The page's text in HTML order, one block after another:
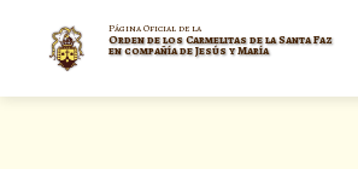
content
Página Oficial de la
Orden de los Carmelitas de la Santa Faz
en compañía de Jesús y María